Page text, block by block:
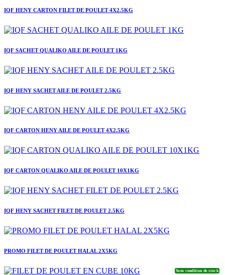
IQF HENY CARTON FILET DE POULET 4X2.5KG
IQF SACHET QUALIKO AILE DE POULET 1KG
IQF HENY SACHET AILE DE POULET 2.5KG
IQF CARTON HENY AILE DE POULET 4X2.5KG
IQF CARTON QUALIKO AILE DE POULET 10X1KG
IQF HENY SACHET FILET DE POULET 2.5KG
PROMO FILET DE POULET HALAL 2X5KG
Sous condition de stock